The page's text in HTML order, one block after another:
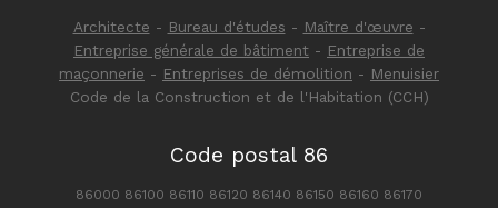
Architecte - Bureau d'études - Maître d'œuvre -
Entreprise générale de bâtiment - Entreprise de
maçonnerie - Entreprises de démolition - Menuisier
Code de la Construction et de l'Habitation (CCH)
Code postal 86
86000 86100 86110 86120 86140 86150 86160 86170